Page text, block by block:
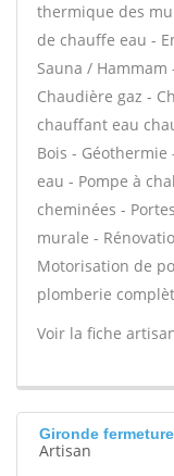
thermique des
de chauffe eau -
Sauna /
Chaudière gaz -
chauffant eau
Bois -
eau - Pompe à
cheminées -
murale -
Motorisation de
plomberie
Voir la fiche
Gironde
Artisan